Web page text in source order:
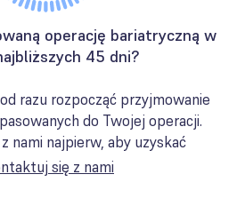
operację bariatryczną w
45 dni?
razu rozpocząć przyjmowanie
do Twojej operacji.
nami najpierw, aby uzyskać
się z nami